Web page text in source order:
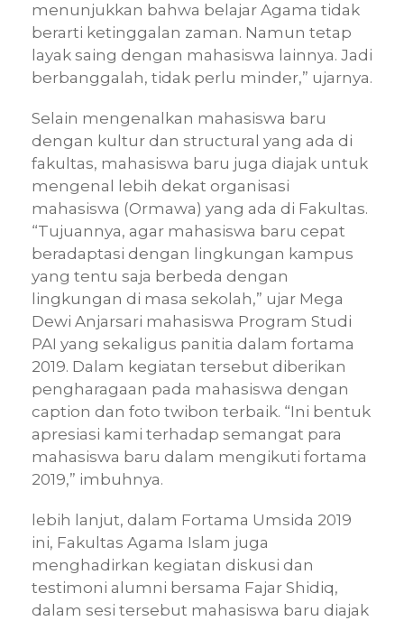
menunjukkan bahwa belajar Agama tidak
berarti ketinggalan zaman. Namun tetap
layak saing dengan mahasiswa lainnya. Jadi
berbanggalah, tidak perlu minder,” ujarnya.
Selain mengenalkan mahasiswa baru
dengan kultur dan structural yang ada di
fakultas, mahasiswa baru juga diajak untuk
mengenal lebih dekat organisasi
mahasiswa (Ormawa) yang ada di Fakultas.
“Tujuannya, agar mahasiswa baru cepat
beradaptasi dengan lingkungan kampus
yang tentu saja berbeda dengan
lingkungan di masa sekolah,” ujar Mega
Dewi Anjarsari mahasiswa Program Studi
PAI yang sekaligus panitia dalam fortama
2019. Dalam kegiatan tersebut diberikan
pengharagaan pada mahasiswa dengan
caption dan foto twibon terbaik. “Ini bentuk
apresiasi kami terhadap semangat para
mahasiswa baru dalam mengikuti fortama
2019,” imbuhnya.
lebih lanjut, dalam Fortama Umsida 2019
ini, Fakultas Agama Islam juga
menghadirkan kegiatan diskusi dan
testimoni alumni bersama Fajar Shidiq,
dalam sesi tersebut mahasiswa baru diajak